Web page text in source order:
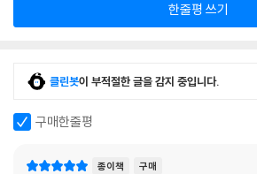
한줄평 쓰기
클린봇이 부적절한 글을 감지 중입니다.
구매한줄평
종이책 구매